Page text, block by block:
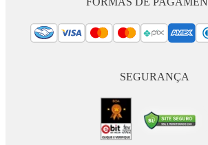
SEGURANÇA